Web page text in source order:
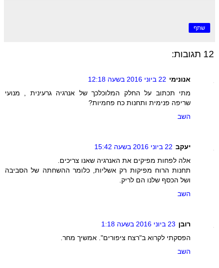
שתף
12 תגובות:
אנונימי 22 ביוני 2016 בשעה 12:18
מתי תכתוב על החלק המלוכלכך של אנרגיה גרעינית , מנועי
שריפה פנימית ותחנות כח פחמיות?
השב
יעקב 22 ביוני 2016 בשעה 15:42
אלה לפחות מפיקים את האנרגיה שאנו צריכים.
תחנות הרוח מפיקות רק אשליות, כלומר ההשחתה של הסביבה
ושל הכסף שלנו הם לריק.
השב
רובן 23 ביוני 2016 בשעה 1:18
הפסקתי לקרוא ב"רצח ציפורים". אמשיך מחר.
השב